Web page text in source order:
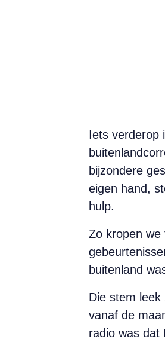
Iets verderop
bijzondere
eigen hand,
hulp.
Zo kropen we
buitenland
Die stem
vanaf de
radio was dat